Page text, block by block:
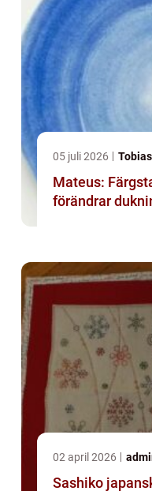
05 juli 2026
Mateus:
förändrar
02 april 2026
Sashiko japanskt broderi som förenar